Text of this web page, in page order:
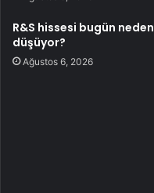
R&S hissesi bugün neden
düşüyor?
Ağustos 6, 2026